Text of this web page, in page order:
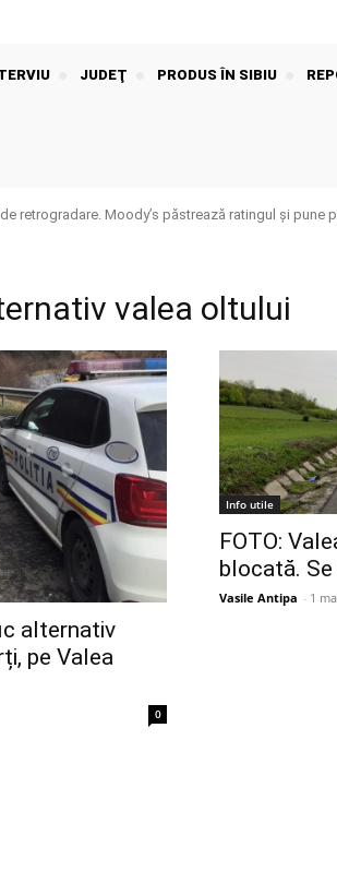
JUDEŢ PRODUS ÎN SIBIU
retrogradare. Moody’s păstrează ratingul și pune
valea oltului
alternativ
pe Valea
0
Info utile
FOTO:
blocată.
Vasile Antipa - 1